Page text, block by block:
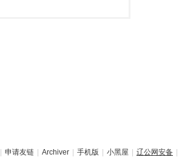
| 申请友链 | Archiver | 手机版 | 小黑屋 | 辽公网安备 |